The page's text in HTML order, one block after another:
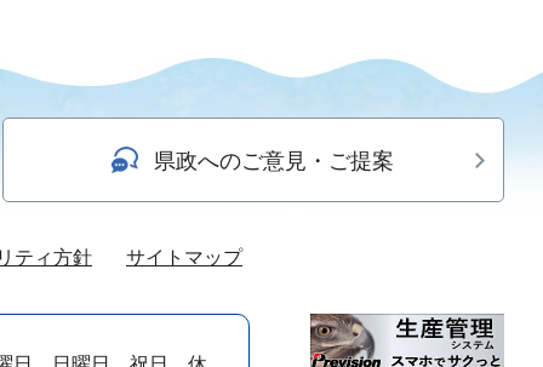
県政へのご意見・ご提案
ティ方針 サイトマップ